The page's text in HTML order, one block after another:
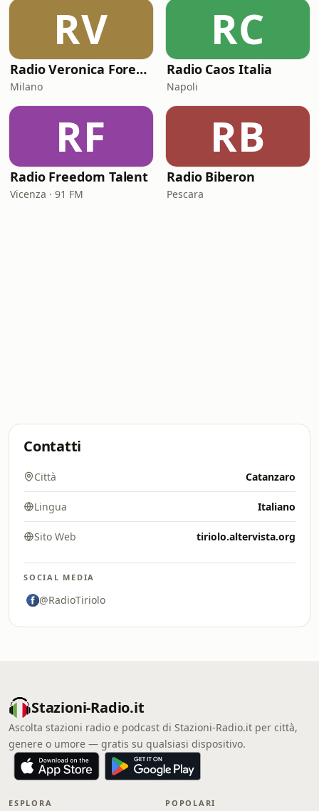
RV
Radio Veronica Forever
Milano
RC
Radio Caos Italia
Napoli
RF
Radio Freedom Talent
Vicenza · 91 FM
RB
Radio Biberon
Pescara
Contatti
Città Catanzaro
Lingua Italiano
Sito Web tiriolo.altervista.org
SOCIAL MEDIA
@RadioTiriolo
Stazioni-Radio.it
Ascolta stazioni radio e podcast di Stazioni-Radio.it per città,
genere o umore — gratis su qualsiasi dispositivo.
ESPLORA POPOLARI